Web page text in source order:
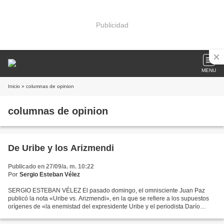
Publicidad
MENU
Inicio » columnas de opinion
columnas de opinion
De Uribe y los Arizmendi
Publicado en 27/09/a. m. 10:22
Por Sergio Esteban Vélez
SERGIO ESTEBAN VÉLEZ El pasado domingo, el omnisciente Juan Paz
publicó la nota «Uribe vs. Arizmendi», en la que se refiere a los supuestos
orígenes de «la enemistad del expresidente Uribe y el periodista Darío